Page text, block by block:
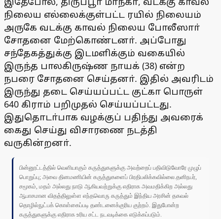
நிலைய எல்லைக்குள்பட்ட ரயில் நிலையம்
அருகே வடக்கு காவல் நிலைய போலீஸாா்
சோதனை மேற்கொண்டனா். அப்போது
சந்தேகத்துக்கு இடமளிக்கும் வகையில்
இருந்த பாலகிருஷ்ண நாயக் (38) என்ற
நபரை சோதனை செய்தனா். இதில் அவரிடம்
இருந்து தடை செய்யப்பட்ட குட்கா பொருள்
640 கிராம் பறிமுதல் செய்யப்பட்டது.
இதுதொடா்பாக வழக்குப் பதிந்து அவரைக்
கைது செய்து விசாரணை நடத்தி
வருகின்றனா்.
பின்னூட்டத்தில் வெளியாகும் கருத்துகளுக்கு அவற்றைப் பதிவிடுவோரே முழுப்
பொறுப்பு; அவை தினமணியின் கருத்துகளைப் பிரதிபலிக்கவில்லை.தனிநபர்,
சமூகம், மதம் அல்லது நாடு ஆகியவற்றுக்கு எதிராக அவமதிக்கிற அல்லது
ஆபாசமான விதத்திலுள்ள எந்தவொரு கருத்தும் இந்திய அரசின் தகவல்
தொழில்நுட்பக் கொள்கைப்படி தண்டனைக்குரிய குற்றம். இதுபோன்ற
கருத்துகளுக்கு எதிராக உரிய சட்ட நடவடிக்கை எடுக்கப்படும்.